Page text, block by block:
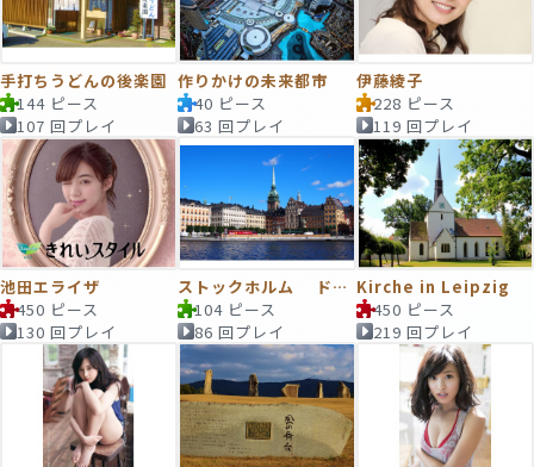
手打ちうどんの後楽園
144 ピース
107 回プレイ
作りかけの未来都市
40 ピース
63 回プレイ
伊藤綾子
228 ピース
119 回プレイ
池田エライザ
450 ピース
130 回プレイ
ストックホルム ドイツ教会
104 ピース
86 回プレイ
Kirche in Leipzig
450 ピース
219 回プレイ